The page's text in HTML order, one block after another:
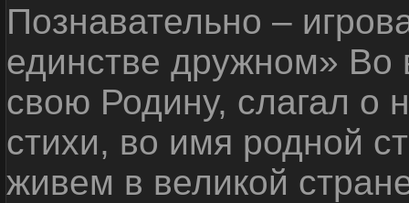
Познавательно –
единстве дружном»
свою Родину, слагал о
стихи, во имя родной
живем в великой